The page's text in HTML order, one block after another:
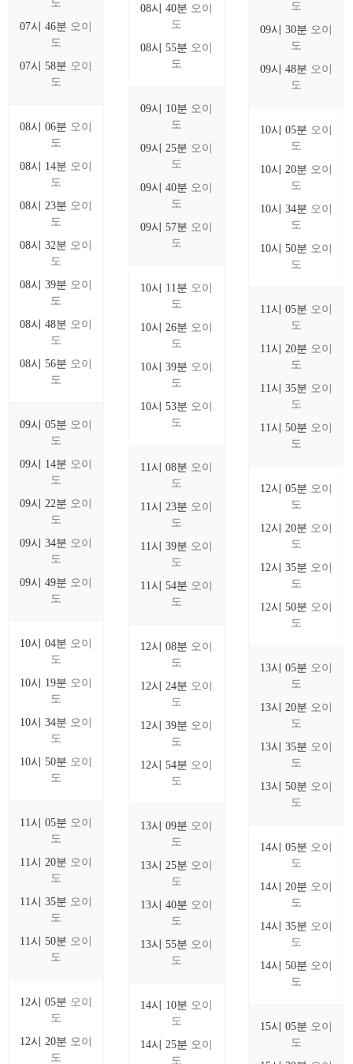
도
07시 46분 오이
도
07시 58분 오이
도
08시 06분 오이
도
08시 14분 오이
도
08시 23분 오이
도
08시 32분 오이
도
08시 39분 오이
도
08시 48분 오이
도
08시 56분 오이
도
09시 05분 오이
도
09시 14분 오이
도
09시 22분 오이
도
09시 34분 오이
도
09시 49분 오이
도
10시 04분 오이
도
10시 19분 오이
도
10시 34분 오이
도
10시 50분 오이
도
11시 05분 오이
도
11시 20분 오이
도
11시 35분 오이
도
11시 50분 오이
도
12시 05분 오이
도
12시 20분 오이
도
08시 40분 오이
도
08시 55분 오이
도
09시 10분 오이
도
09시 25분 오이
도
09시 40분 오이
도
09시 57분 오이
도
10시 11분 오이
도
10시 26분 오이
도
10시 39분 오이
도
10시 53분 오이
도
11시 08분 오이
도
11시 23분 오이
도
11시 39분 오이
도
11시 54분 오이
도
12시 08분 오이
도
12시 24분 오이
도
12시 39분 오이
도
12시 54분 오이
도
13시 09분 오이
도
13시 25분 오이
도
13시 40분 오이
도
13시 55분 오이
도
14시 10분 오이
도
14시 25분 오이
도
도
09시 30분 오이
도
09시 48분 오이
도
10시 05분 오이
도
10시 20분 오이
도
10시 34분 오이
도
10시 50분 오이
도
11시 05분 오이
도
11시 20분 오이
도
11시 35분 오이
도
11시 50분 오이
도
12시 05분 오이
도
12시 20분 오이
도
12시 35분 오이
도
12시 50분 오이
도
13시 05분 오이
도
13시 20분 오이
도
13시 35분 오이
도
13시 50분 오이
도
14시 05분 오이
도
14시 20분 오이
도
14시 35분 오이
도
14시 50분 오이
도
15시 05분 오이
도